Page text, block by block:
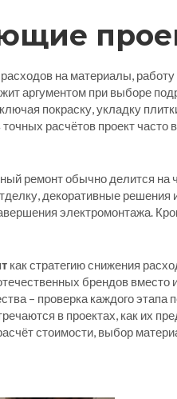
на материалы,
аргументом при выборе
покраску, укладку
расчётов проект
ремонт обычно делится
декоративные
электромонтажа.
как стратегию снижения
брендов вместо
– проверка каждого
в проектах, как их
стоимости, выбор